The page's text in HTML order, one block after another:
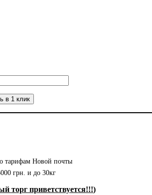
тарифам Новой почты
грн. и до 30кг
торг приветствуется!!!)
в 1 клик